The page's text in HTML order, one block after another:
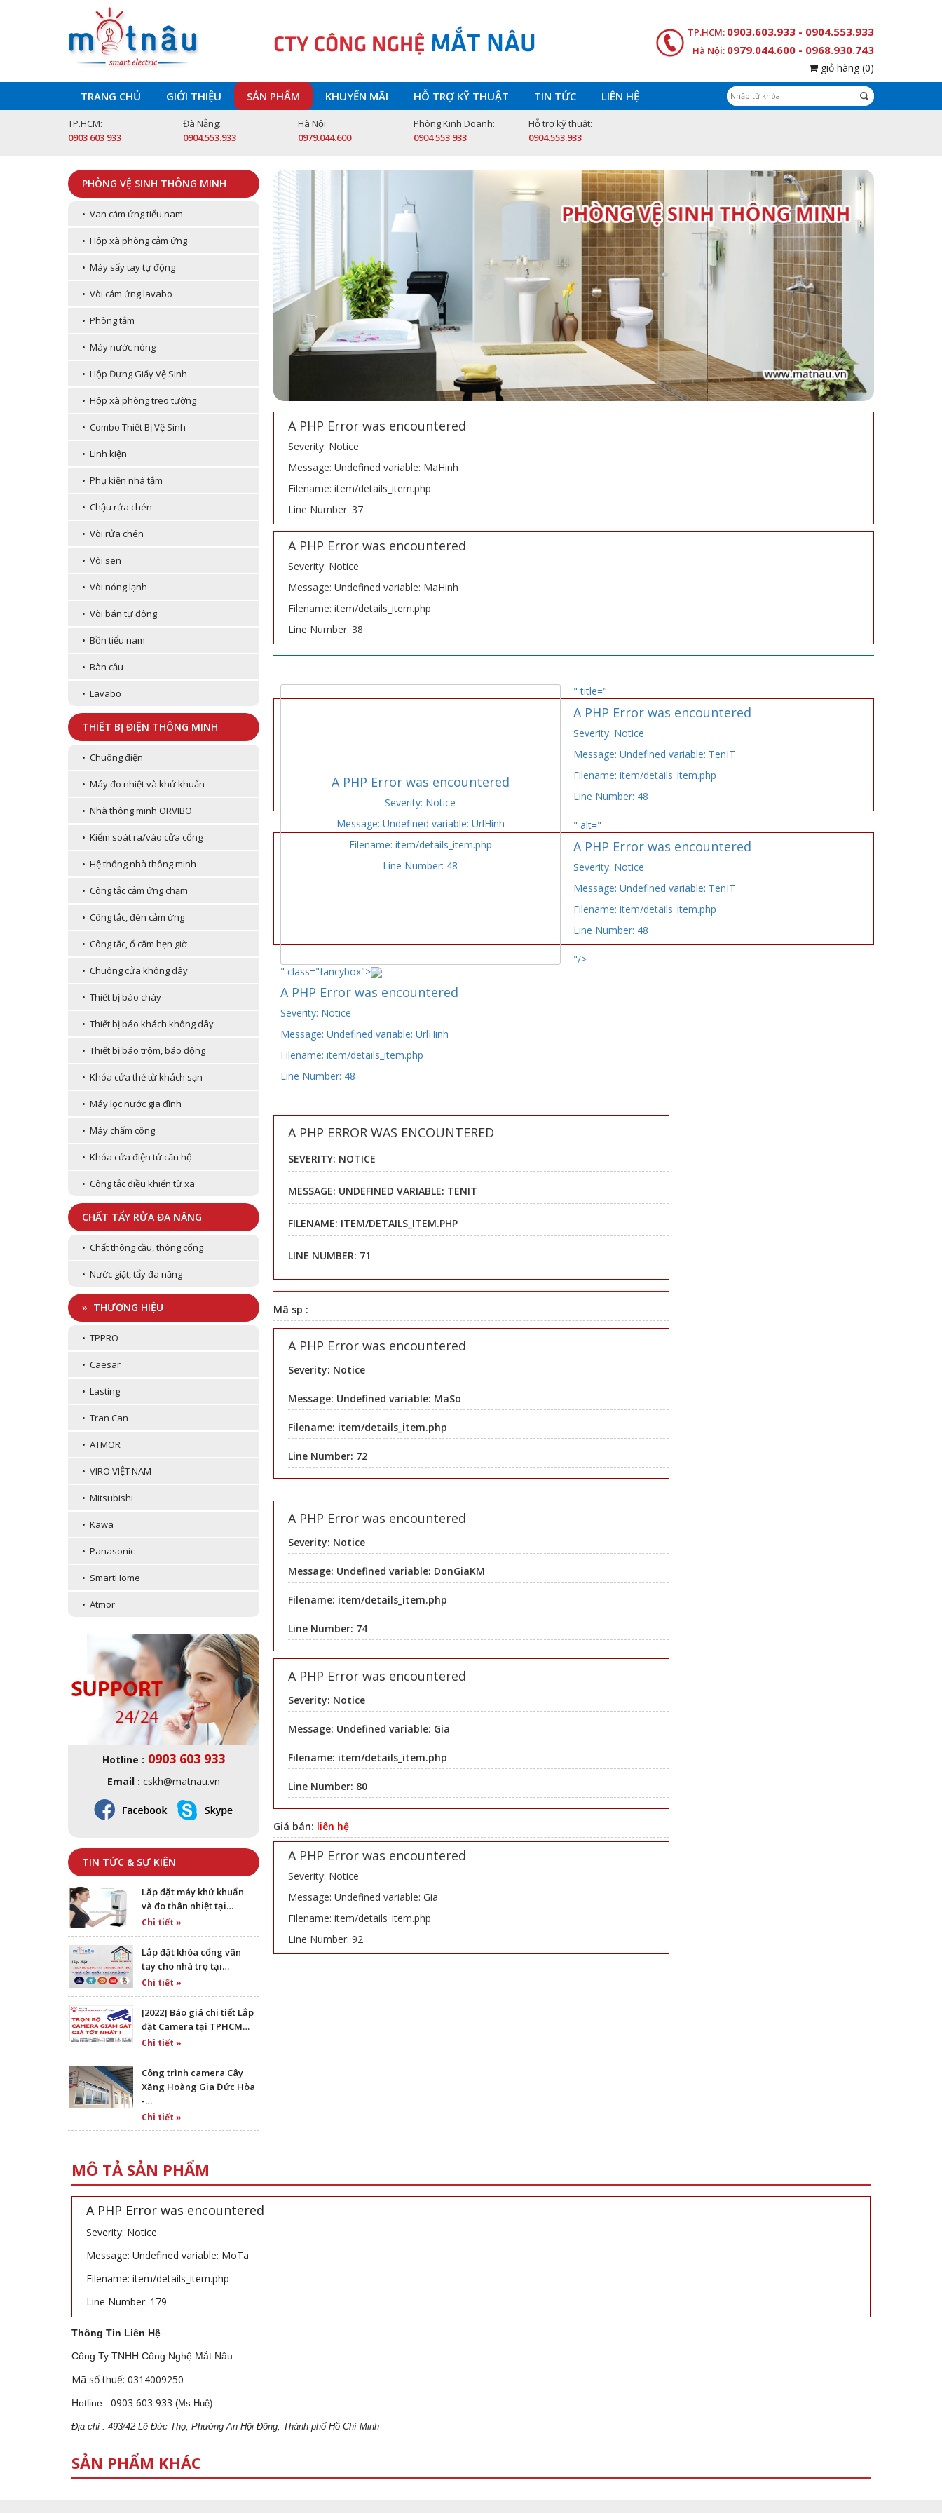
CTY CÔNG NGHỆ MẮT NÂU TP.HCM: 0903.603.933 - 0904.553.933
Hà Nội: 0979.044.600 - 0968.930.743
giỏ hàng (0)
TRANG CHỦ GIỚI THIỆU SẢN PHẨM KHUYẾN MÃI HỖ TRỢ KỸ THUẬT TIN TỨC LIÊN HỆ
TP.HCM:
0903 603 933
Đà Nẵng:
0904.553.933
Hà Nội:
0979.044.600
Phòng Kinh Doanh:
0904 553 933
Hỗ trợ kỹ thuật:
0904.553.933
PHÒNG VỆ SINH THÔNG MINH
• Van cảm ứng tiểu nam
• Hộp xà phòng cảm ứng
• Máy sấy tay tự động
• Vòi cảm ứng lavabo
• Phòng tắm
• Máy nước nóng
• Hộp Đựng Giấy Vệ Sinh
• Hộp xà phòng treo tường
• Combo Thiết Bị Vệ Sinh
• Linh kiện
• Phụ kiện nhà tắm
• Chậu rửa chén
• Vòi rửa chén
• Vòi sen
• Vòi nóng lạnh
• Vòi bán tự động
• Bồn tiểu nam
• Bàn cầu
• Lavabo
THIẾT BỊ ĐIỆN THÔNG MINH
• Chuông điện
• Máy đo nhiệt và khử khuẩn
• Nhà thông minh ORVIBO
• Kiểm soát ra/vào cửa cổng
• Hệ thống nhà thông minh
• Công tắc cảm ứng chạm
• Công tắc, đèn cảm ứng
• Công tắc, ổ cắm hẹn giờ
• Chuông cửa không dây
• Thiết bị báo cháy
• Thiết bị báo khách không dây
• Thiết bị báo trộm, báo động
• Khóa cửa thẻ từ khách sạn
• Máy lọc nước gia đình
• Máy chấm công
• Khóa cửa điện tử căn hộ
• Công tắc điều khiển từ xa
CHẤT TẨY RỬA ĐA NĂNG
• Chất thông cầu, thông cống
• Nước giặt, tẩy đa năng
» THƯƠNG HIỆU
• TPPRO
• Caesar
• Lasting
• Tran Can
• ATMOR
• VIRO VIỆT NAM
• Mitsubishi
• Kawa
• Panasonic
• SmartHome
• Atmor
Hotline : 0903 603 933
Email : cskh@matnau.vn
TIN TỨC & SỰ KIỆN
Lắp đặt máy khử khuẩn
và đo thân nhiệt tại…
Chi tiết »
Lắp đặt khóa cổng vân
tay cho nhà trọ tại…
Chi tiết »
[2022] Báo giá chi tiết Lắp
đặt Camera tại TPHCM…
Chi tiết »
Công trình camera Cây
Xăng Hoàng Gia Đức Hòa
-…
Chi tiết »
A PHP Error was encountered
Severity: Notice
Message: Undefined variable: MaHinh
Filename: item/details_item.php
Line Number: 37
A PHP Error was encountered
Severity: Notice
Message: Undefined variable: MaHinh
Filename: item/details_item.php
Line Number: 38
A PHP Error was encountered
Severity: Notice
Message: Undefined variable: UrlHinh
Filename: item/details_item.php
Line Number: 48
" class="fancybox">
A PHP Error was encountered
Severity: Notice
Message: Undefined variable: UrlHinh
Filename: item/details_item.php
Line Number: 48
" title="
A PHP Error was encountered
Severity: Notice
Message: Undefined variable: TenIT
Filename: item/details_item.php
Line Number: 48
" alt="
A PHP Error was encountered
Severity: Notice
Message: Undefined variable: TenIT
Filename: item/details_item.php
Line Number: 48
"/>
A PHP ERROR WAS ENCOUNTERED
SEVERITY: NOTICE
MESSAGE: UNDEFINED VARIABLE: TENIT
FILENAME: ITEM/DETAILS_ITEM.PHP
LINE NUMBER: 71
Mã sp :
A PHP Error was encountered
Severity: Notice
Message: Undefined variable: MaSo
Filename: item/details_item.php
Line Number: 72
A PHP Error was encountered
Severity: Notice
Message: Undefined variable: DonGiaKM
Filename: item/details_item.php
Line Number: 74
A PHP Error was encountered
Severity: Notice
Message: Undefined variable: Gia
Filename: item/details_item.php
Line Number: 80
Giá bán: liên hệ
A PHP Error was encountered
Severity: Notice
Message: Undefined variable: Gia
Filename: item/details_item.php
Line Number: 92
MÔ TẢ SẢN PHẨM
A PHP Error was encountered
Severity: Notice
Message: Undefined variable: MoTa
Filename: item/details_item.php
Line Number: 179
Thông Tin Liên Hệ
Công Ty TNHH Công Nghệ Mắt Nâu
Mã số thuế: 0314009250
Hotline: 0903 603 933 (Ms Huệ)
Địa chỉ : 493/42 Lê Đức Thọ, Phường An Hội Đông, Thành phố Hồ Chí Minh
SẢN PHẨM KHÁC